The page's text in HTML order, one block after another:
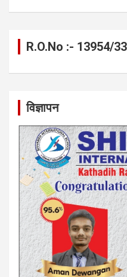
R.O.No :- 13954/33
विज्ञापन